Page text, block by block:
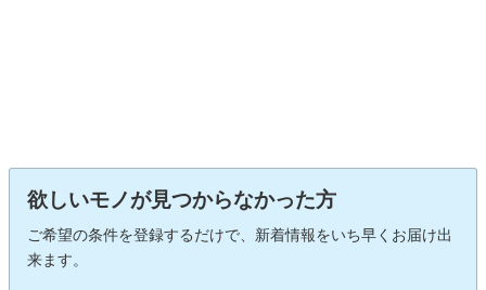
欲しいモノが見つからなかった方
ご希望の条件を登録するだけで、新着情報をいち早くお届け出
来ます。